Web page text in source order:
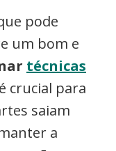
pode
um bom e
técnicas
é crucial para
saiam
a